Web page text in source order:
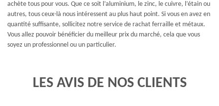
achète tous pour vous. Que ce soit l’aluminium, le zinc, le cuivre, l’étain ou
autres, tous ceux-là nous intéressent au plus haut point. Si vous en avez en
quantité suffisante, sollicitez notre service de rachat ferraille et métaux.
Vous allez pouvoir bénéficier du meilleur prix du marché, cela que vous
soyez un professionnel ou un particulier.
LES AVIS DE NOS CLIENTS